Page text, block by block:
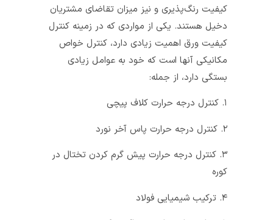
کیفیت رنگ‌پذیری و نیز میزان تقاضای مشتریان
دخیل هستند. یکی از مواردی که در زمینه کنترل
کیفیت ورق‌ اهمیت زیادی دارد، کنترل خواص
مکانیکی آنها است که خود به عوامل زیادی
بستگی دارد، از جمله:
۳. کنترل درجه حرارت پیش گرم کردن تختال در